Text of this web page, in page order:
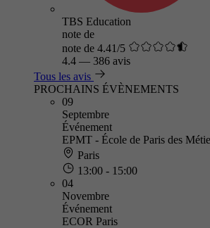
TBS Education
note de
note de 4.41/5
4.4 — 386 avis
Tous les avis
PROCHAINS ÉVÈNEMENTS
09
Septembre
Événement
EPMT - École de Paris des
Paris
13:00 - 15:00
04
Novembre
Événement
ECOR Paris